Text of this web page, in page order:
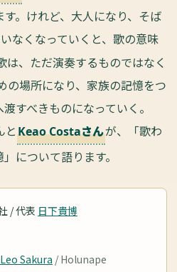
。けれど、大人になり、そば
なくなっていくと、歌の意味
は、ただ演奏するものではなく
の場所になり、家族の記憶をつ
すべきものになっていく。
とKeao Costaさんが、「歌わ
について語ります。
/ 代表 日下貴博
Sakura / Holunape